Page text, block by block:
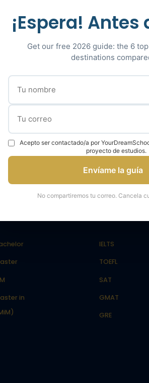
para una consulta
in
Tests
IELTS
TOEFL
SAT
GMAT
GRE
¡Espera! Antes
Get our free 2026 guide: the 6
destinations
Acepto ser contactado/a por
proyecto de estudios.
Envíame la guía
No compartiremos tu correo. Cancela